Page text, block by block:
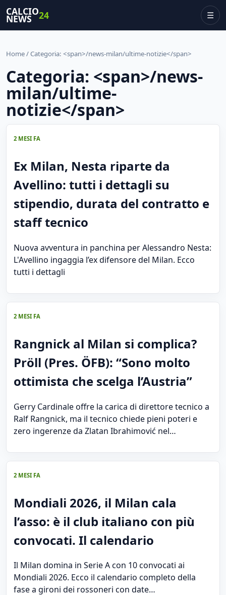
CALCIO
NEWS 24 ☰
Home/ Categoria: <span>/news-milan/ultime-notizie</span>
Categoria: <span>/news-
milan/ultime-
notizie</span>
2 MESI FA
Ex Milan, Nesta riparte da
Avellino: tutti i dettagli su
stipendio, durata del contratto e
staff tecnico
Nuova avventura in panchina per Alessandro Nesta:
L'Avellino ingaggia l’ex difensore del Milan. Ecco
tutti i dettagli
2 MESI FA
Rangnick al Milan si complica?
Pröll (Pres. ÖFB): “Sono molto
ottimista che scelga l’Austria”
Gerry Cardinale offre la carica di direttore tecnico a
Ralf Rangnick, ma il tecnico chiede pieni poteri e
zero ingerenze da Zlatan Ibrahimović nel…
2 MESI FA
Mondiali 2026, il Milan cala
l’asso: è il club italiano con più
convocati. Il calendario
Il Milan domina in Serie A con 10 convocati ai
Mondiali 2026. Ecco il calendario completo della
fase a gironi dei rossoneri con date…